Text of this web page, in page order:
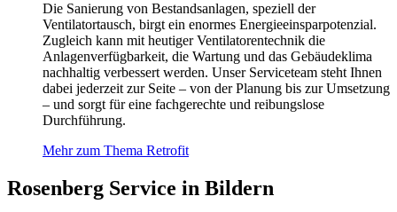
Die Sanierung von Bestandsanlagen, speziell der
Ventilatortausch, birgt ein enormes Energieeinsparpotenzial.
Zugleich kann mit heutiger Ventilatorentechnik die
Anlagenverfügbarkeit, die Wartung und das Gebäudeklima
nachhaltig verbessert werden. Unser Serviceteam steht Ihnen
dabei jederzeit zur Seite – von der Planung bis zur Umsetzung
– und sorgt für eine fachgerechte und reibungslose
Durchführung.
Mehr zum Thema Retrofit
Rosenberg Service in Bildern